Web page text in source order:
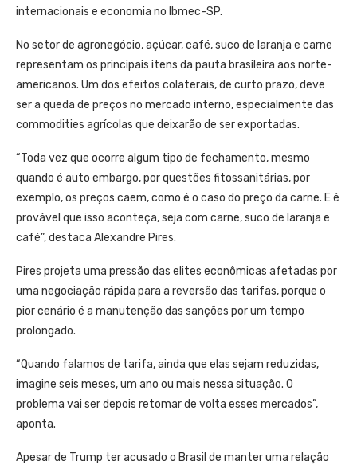
internacionais e economia no Ibmec-SP.
No setor de agronegócio, açúcar, café, suco de laranja e carne
representam os principais itens da pauta brasileira aos norte-
americanos. Um dos efeitos colaterais, de curto prazo, deve
ser a queda de preços no mercado interno, especialmente das
commodities agrícolas que deixarão de ser exportadas.
“Toda vez que ocorre algum tipo de fechamento, mesmo
quando é auto embargo, por questões fitossanitárias, por
exemplo, os preços caem, como é o caso do preço da carne. E é
provável que isso aconteça, seja com carne, suco de laranja e
café”, destaca Alexandre Pires.
Pires projeta uma pressão das elites econômicas afetadas por
uma negociação rápida para a reversão das tarifas, porque o
pior cenário é a manutenção das sanções por um tempo
prolongado.
“Quando falamos de tarifa, ainda que elas sejam reduzidas,
imagine seis meses, um ano ou mais nessa situação. O
problema vai ser depois retomar de volta esses mercados”,
aponta.
Apesar de Trump ter acusado o Brasil de manter uma relação